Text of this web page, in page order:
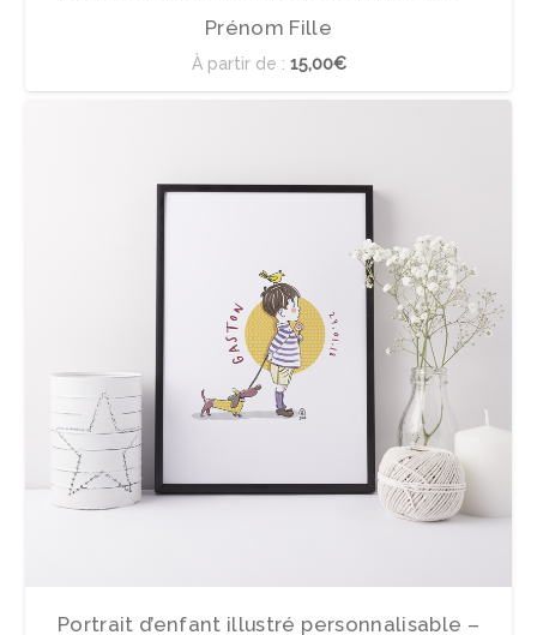
Prénom Fille
À partir de : 15,00€
Portrait d’enfant illustré personnalisable –